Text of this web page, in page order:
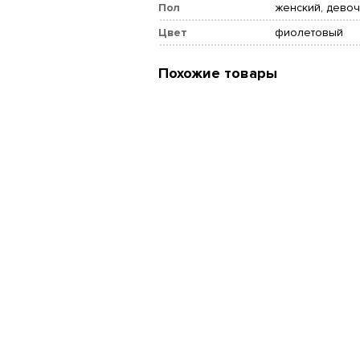
Пол
женский,
Цвет
фиолетовый
Похожие товары